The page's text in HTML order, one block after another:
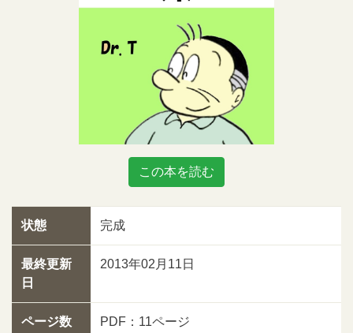
この本を読む
状態 完成
最終更新
日
2013年02月11日
ページ数 PDF：11ページ